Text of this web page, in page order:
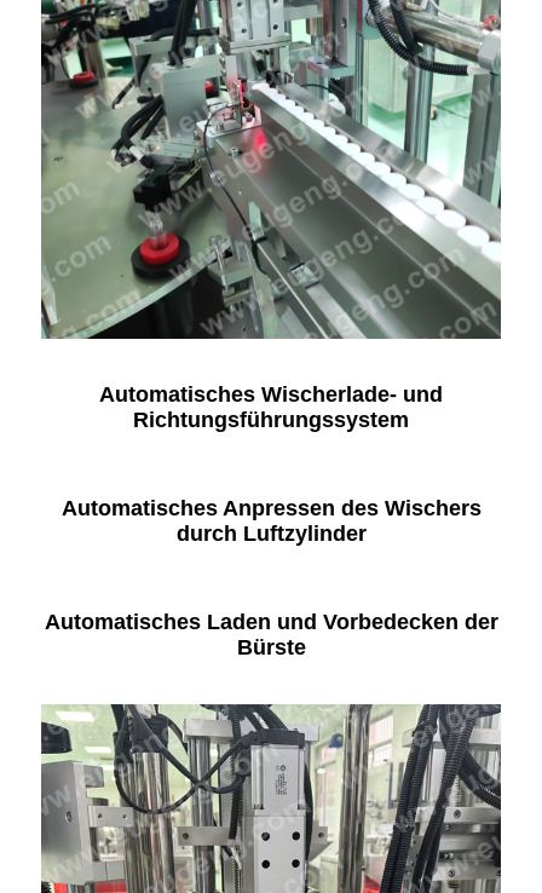
Automatisches Wischerlade- und
Richtungsführungssystem
Automatisches Anpressen des Wischers
durch Luftzylinder
Automatisches Laden und Vorbedecken der
Bürste